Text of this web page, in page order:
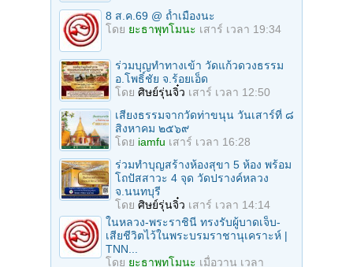
8 ส.ค.69 @ ถ้ำเมืองนะ
โดย ยะธาพุทโมนะ เสาร์ เวลา 19:34
ร่วมบุญทําทางเข้า วัดแก้วดวงธรรม
อ.โพธิ์ชัย จ.ร้อยเอ็ด
โดย ศิษย์รุ่นจิ๋ว เสาร์ เวลา 12:50
เสียงธรรมจากวัดท่าขนุน วันเสาร์ที่ ๘
สิงหาคม ๒๕๖๙
โดย iamfu เสาร์ เวลา 16:28
ร่วมทําบุญสร้างห้องสุขา 5 ห้อง พร้อม
โถปัสสาวะ 4 จุด วัดปรางค์หลวง
จ.นนทบุรี
โดย ศิษย์รุ่นจิ๋ว เสาร์ เวลา 14:14
ในหลวง-พระราชินี ทรงรับผู้บาดเจ็บ-
เสียชีวิตไว้ในพระบรมราชานุเคราะห์ |
TNN...
โดย ยะธาพุทโมนะ เมื่อวาน เวลา